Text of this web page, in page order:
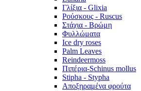
Γλίξια - Glixia
Ρούσκους - Ruscus
Στάχια - Βρώμη
Φυλλώματα
Ice dry roses
Palm Leaves
Reindeermoss
Πιπέρια-Schinus mollus
Stipha - Stypha
Αποξηραμένα φρούτα